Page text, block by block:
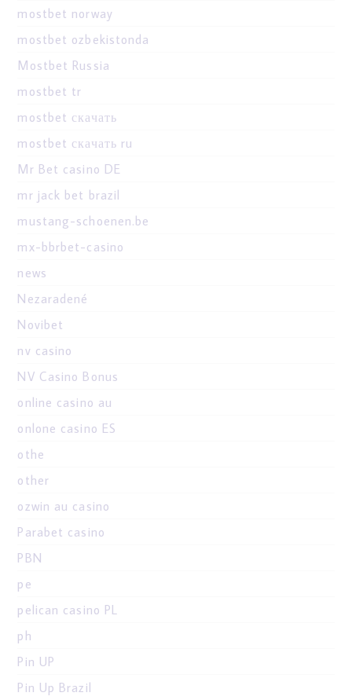
mostbet norway
mostbet ozbekistonda
Mostbet Russia
mostbet tr
mostbet скачать
mostbet скачать ru
Mr Bet casino DE
mr jack bet brazil
mustang-schoenen.be
mx-bbrbet-casino
news
Nezaradené
Novibet
nv casino
NV Casino Bonus
online casino au
onlone casino ES
othe
other
ozwin au casino
Parabet casino
PBN
pe
pelican casino PL
ph
Pin UP
Pin Up Brazil